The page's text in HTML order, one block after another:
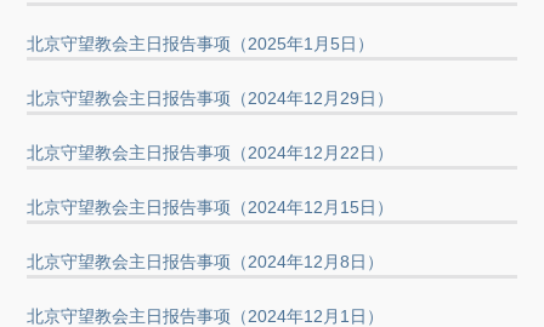
北京守望教会主日报告事项（2025年1月5日）
北京守望教会主日报告事项（2024年12月29日）
北京守望教会主日报告事项（2024年12月22日）
北京守望教会主日报告事项（2024年12月15日）
北京守望教会主日报告事项（2024年12月8日）
北京守望教会主日报告事项（2024年12月1日）